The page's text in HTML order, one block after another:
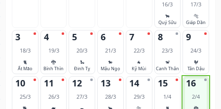
16/3
🐂
Quý Sửu
17/3
🐅
Giáp Dần
3
18/3
🐈
Ất Mão
4
19/3
🐉
Bính Thìn
5
20/3
🐍
Đinh Tỵ
6
21/3
🐎
Mậu Ngọ
7
22/3
🐐
Kỷ Mùi
8
23/3
🐒
Canh Thân
9
24/3
🐓
Tân Dậu
10
25/3
11
26/3
12
27/3
13
28/3
14
29/3
15
1/4
16
2/4